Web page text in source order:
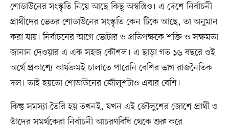
শোডাউনের সংস্কৃতি নিয়ে আছে কিছু অস্বস্তিও। এ দেশে নির্বাচনী
প্রার্থীদের ভেতর শোডাউনের সংস্কৃতি কেন টিকে আছে, তা অনুমান
করা যায়। নির্বাচনের আগে ভোটার ও প্রতিপক্ষকে শক্তি ও সক্ষমতা
জানান দেওয়ার এ এক সহজ কৌশল। এ ছাড়া গত ১৬ বছরে ওই
অর্থে প্রকাশ্যে কার্যক্রমই চালাতে পারেনি বেশির ভাগ রাজনৈতিক
দল। তাই হয়তো শোডাউনের জৌলুশটাও এবার বেশি।
কিন্তু সমস্যা তৈরি হয় তখনই, যখন এই জৌলুশের জোশে প্রার্থী ও
তাঁদের সমর্থকেরা নির্বাচনী আচরণবিধি থেকে শুরু করে